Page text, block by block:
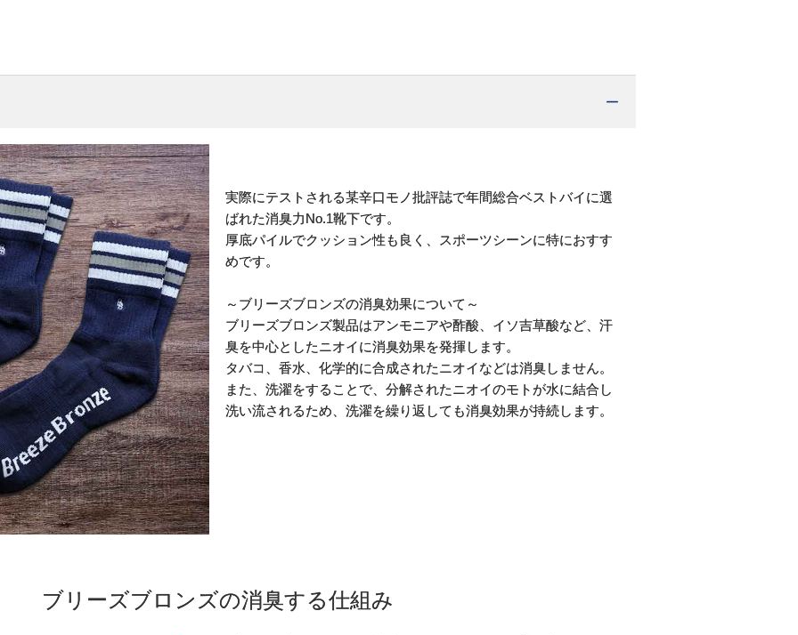
実際にテストされる某辛口モノ批評誌で年間総合ベストバイに選
ばれた消臭力No.1靴下です。
厚底パイルでクッション性も良く、スポーツシーンに特におすす
めです。
～ブリーズブロンズの消臭効果について～
ブリーズブロンズ製品はアンモニアや酢酸、イソ吉草酸など、汗
臭を中心としたニオイに消臭効果を発揮します。
タバコ、香水、化学的に合成されたニオイなどは消臭しません。
また、洗濯をすることで、分解されたニオイのモトが水に結合し
洗い流されるため、洗濯を繰り返しても消臭効果が持続します。
ブリーズブロンズの消臭する仕組み